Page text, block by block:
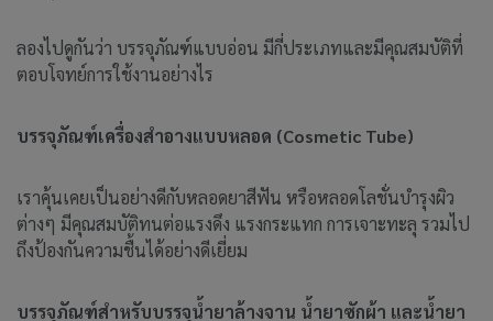
ลองไปดูกันว่า บรรจุภัณฑ์แบบอ่อน มีกี่ประเภทและมีคุณสมบัติที่
ตอบโจทย์การใช้งานอย่างไร
บรรจุภัณฑ์เครื่องสำอางแบบหลอด (Cosmetic Tube)
เราคุ้นเคยเป็นอย่างดีกับหลอดยาสีฟัน หรือหลอดโลชั่นบำรุงผิว
ต่างๆ มีคุณสมบัติทนต่อแรงดึง แรงกระแทก การเจาะทะลุ รวมไป
ถึงป้องกันความชื้นได้อย่างดีเยี่ยม
บรรจุภัณฑ์สำหรับบรรจุน้ำยาล้างจาน น้ำยาซักผ้า และน้ำยา